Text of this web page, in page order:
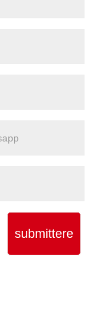
submittere